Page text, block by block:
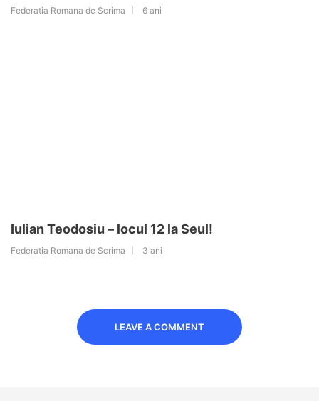
Federatia Romana de Scrima 6 ani
Iulian Teodosiu – locul 12 la Seul!
Federatia Romana de Scrima 3 ani
LEAVE A COMMENT